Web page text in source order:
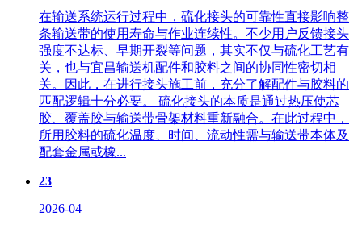
在输送系统运行过程中，硫化接头的可靠性直接影响整
条输送带的使用寿命与作业连续性。不少用户反馈接头
强度不达标、早期开裂等问题，其实不仅与硫化工艺有
关，也与宜昌输送机配件和胶料之间的协同性密切相
关。因此，在进行接头施工前，充分了解配件与胶料的
匹配逻辑十分必要。 硫化接头的本质是通过热压使芯
胶、覆盖胶与输送带骨架材料重新融合。在此过程中，
所用胶料的硫化温度、时间、流动性需与输送带本体及
配套金属或橡...
23
2026-04